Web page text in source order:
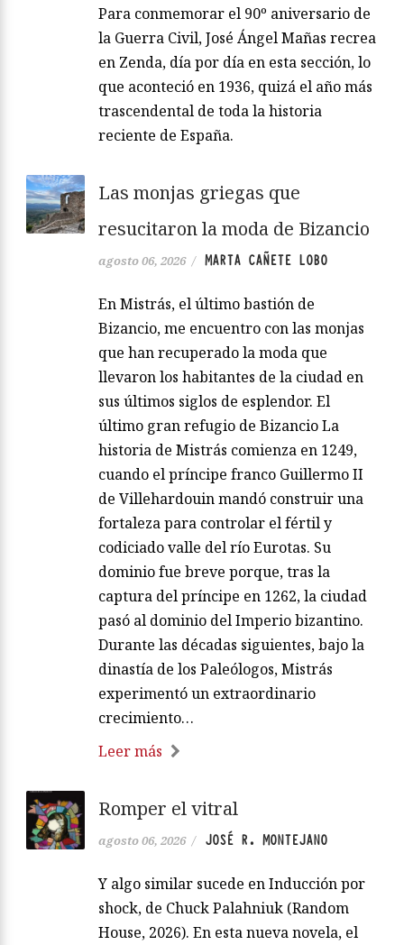
Para conmemorar el 90º aniversario de
la Guerra Civil, José Ángel Mañas recrea
en Zenda, día por día en esta sección, lo
que aconteció en 1936, quizá el año más
trascendental de toda la historia
reciente de España.
Las monjas griegas que
resucitaron la moda de Bizancio
agosto 06, 2026 / MARTA CAÑETE LOBO
En Mistrás, el último bastión de
Bizancio, me encuentro con las monjas
que han recuperado la moda que
llevaron los habitantes de la ciudad en
sus últimos siglos de esplendor. El
último gran refugio de Bizancio La
historia de Mistrás comienza en 1249,
cuando el príncipe franco Guillermo II
de Villehardouin mandó construir una
fortaleza para controlar el fértil y
codiciado valle del río Eurotas. Su
dominio fue breve porque, tras la
captura del príncipe en 1262, la ciudad
pasó al dominio del Imperio bizantino.
Durante las décadas siguientes, bajo la
dinastía de los Paleólogos, Mistrás
experimentó un extraordinario
crecimiento…
Leer más
Romper el vitral
agosto 06, 2026 / JOSÉ R. MONTEJANO
Y algo similar sucede en Inducción por
shock, de Chuck Palahniuk (Random
House, 2026). En esta nueva novela, el